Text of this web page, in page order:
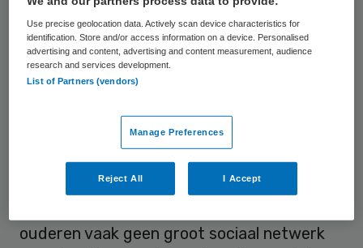
Burg, om als gevolg van de bezuinigingen
alleen mensen van 85 jaar en ouder
thuishulp te garanderen. Dat staat in de
zorgbrief die hij binnenkort naar buiten
Onzinnig
ouderen vaak geen groot sociaal netwerk
Use precise geolocation data. Actively scan device characteristics for
identification. Store and/or access information on a device. Personalised
advertising and content, advertising and content measurement, audience
research and services development.
List of Partners (vendors)
Manage Preferences
Reject All I Accept